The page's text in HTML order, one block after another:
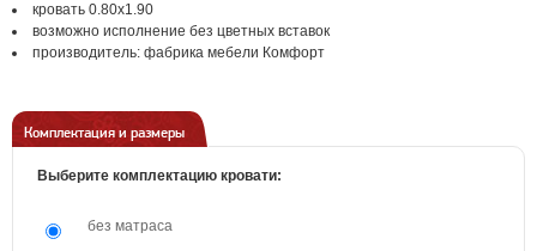
кровать 0.80х1.90
возможно исполнение без цветных вставок
производитель: фабрика мебели Комфорт
Комплектация и размеры
Выберите комплектацию кровати:
без матраса